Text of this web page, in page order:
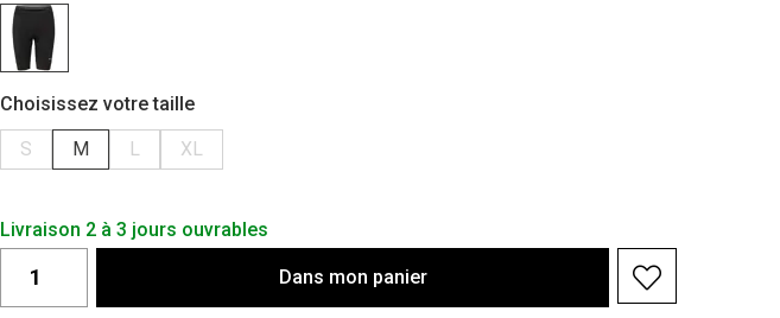
Choisissez votre taille
S
M L XL
Livraison 2 à 3 jours ouvrables
Dans mon panier